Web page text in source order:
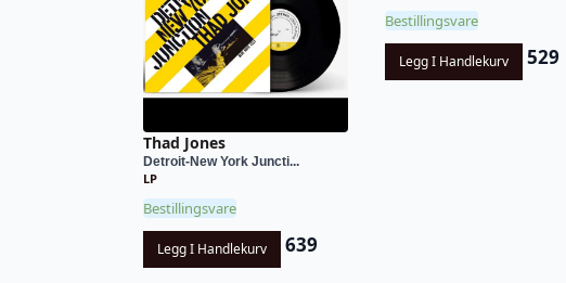
Thad Jones
Detroit-New York Juncti...
LP
Bestillingsvare
Legg I Handlekurv 639
Bestillingsvare
Legg I Handlekurv 529